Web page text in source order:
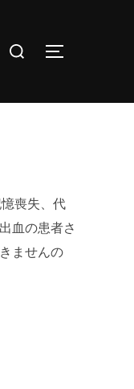
検
サイドバー
喪失、代
血の患者さ
ませんの